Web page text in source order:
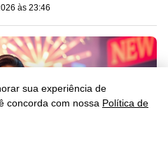
sua experiência de
concorda com nossa Política de
às 23:46